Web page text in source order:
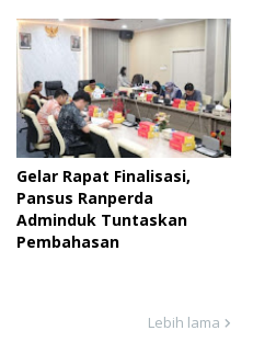
Gelar Rapat Finalisasi,
Pansus Ranperda
Adminduk Tuntaskan
Pembahasan
Lebih lama